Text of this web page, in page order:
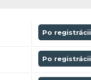
Po registrácii
Po registrácii